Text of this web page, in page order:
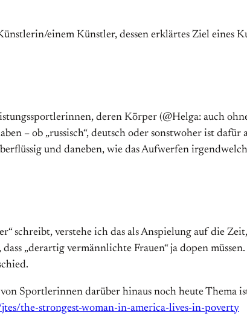
einem Künstler, dessen erklärtes Ziel eines
deren Körper (@Helga: auch
– ob „russisch“, deutsch oder sonstwoher ist
und daneben, wie das Aufwerfen
schreibt, verstehe ich das als Anspielung auf die
„derartig vermännlichte Frauen“ ja dopen
Sportlerinnen darüber hinaus noch heute Thema
the-strongest-woman-in-america-lives-in-poverty